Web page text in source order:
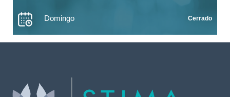
Domingo Cerrado